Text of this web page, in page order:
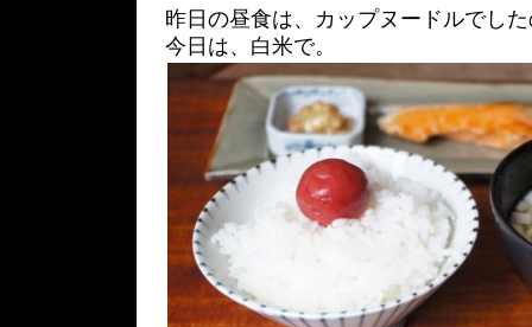
昨日の昼食は、カップヌードルでし
今日は、白米で。